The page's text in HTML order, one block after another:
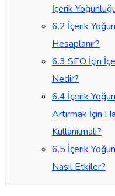
İçerik
6.2 İçerik
Hesaplanır?
6.3 SEO İçin
Nedir?
6.4 İçerik
Artırmak İçin
Kullanılmalı?
6.5 İçerik
Nasıl Etkiler?